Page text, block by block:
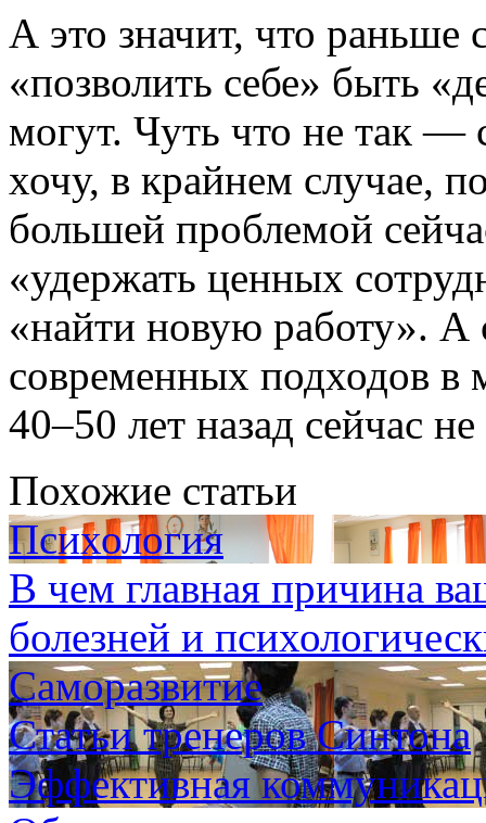
А это значит, что раньше
«позволить себе» быть
могут. Чуть что не так ―
хочу, в крайнем случае,
большей проблемой
«удержать ценных
«найти новую работу». А
современных подходов в
40–50 лет назад сейчас не
Похожие статьи
Психология
В чем главная причина
болезней и
Саморазвитие
Статьи тренеров Синтона
Эффективная